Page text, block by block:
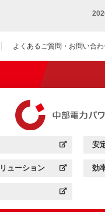
よくあるご質問・お問い合
グリッド：
ドウを開きます） 中
安
（
グリッド：
ューション
ドウを開きます） 中
効
（
グリッド：
ドウを開きます）